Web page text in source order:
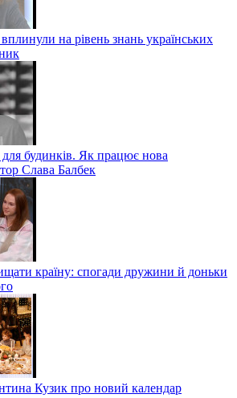
на рівень знань українських
будинків. Як працює нова
Слава Балбек
країну: спогади дружини й доньки
Кузик про новий календар